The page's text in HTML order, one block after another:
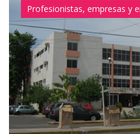
Profesionistas, empresas y